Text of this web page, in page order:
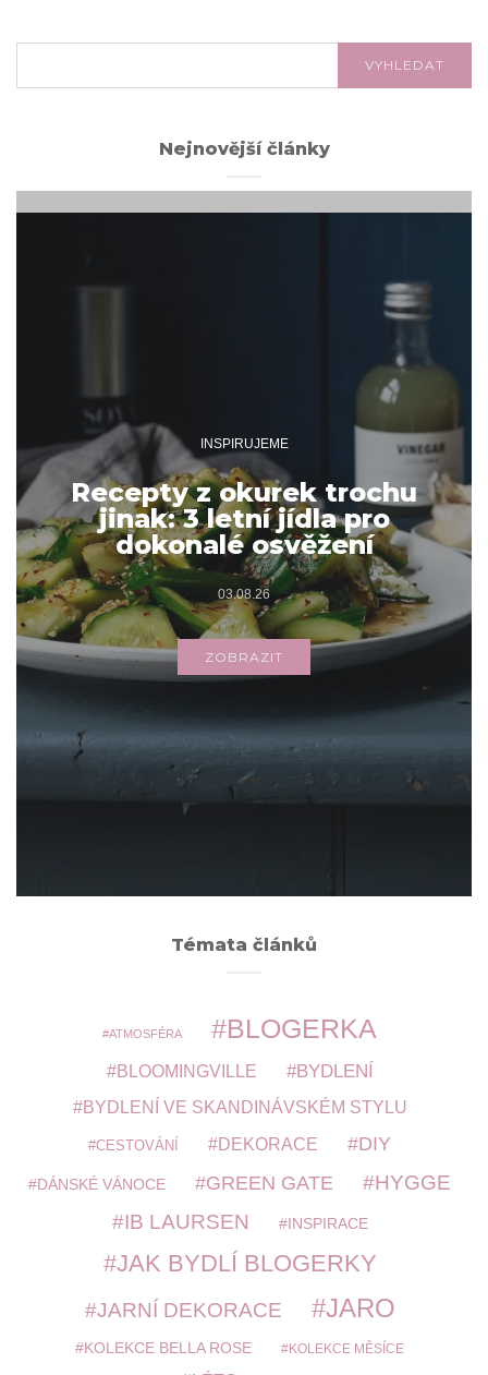
VYHLEDAT
Nejnovější články
INSPIRUJEME
Recepty z okurek trochu
jinak: 3 letní jídla pro
dokonalé osvěžení
03.08.26
ZOBRAZIT
Archivy
Témata článků
ATMOSFÉRA BLOGERKA
BLOOMINGVILLE BYDLENÍ
BYDLENÍ VE SKANDINÁVSKÉM STYLU
CESTOVÁNÍ DEKORACE DIY
DÁNSKÉ VÁNOCE GREEN GATE HYGGE
IB LAURSEN INSPIRACE
JAK BYDLÍ BLOGERKY
JARNÍ DEKORACE JARO
KOLEKCE BELLA ROSE KOLEKCE MĚSÍCE